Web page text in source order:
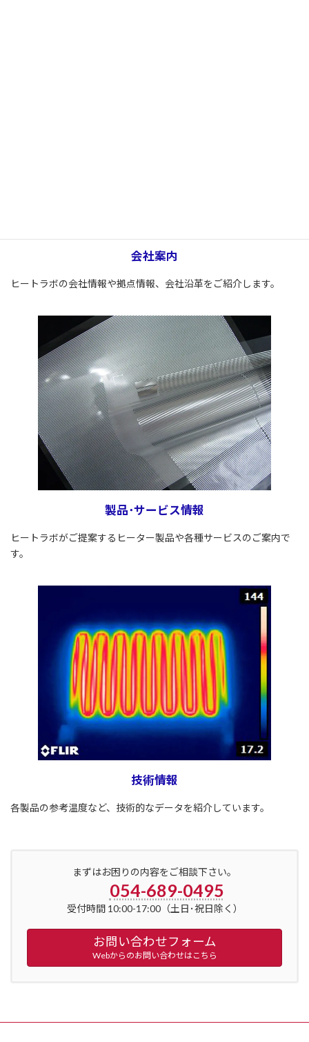
会社案内
ヒートラボの会社情報や拠点情報、会社沿革をご紹介します。
製品･サービス情報
ヒートラボがご提案するヒーター製品や各種サービスのご案内で
す。
技術情報
各製品の参考温度など、技術的なデータを紹介しています。
まずはお困りの内容をご相談下さい。
054-689-0495
受付時間 10:00-17:00（土日･祝日除く）
お問い合わせフォーム
Webからのお問い合わせはこちら